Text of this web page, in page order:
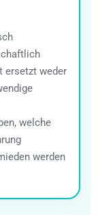
ersetzt weder
welche
werden